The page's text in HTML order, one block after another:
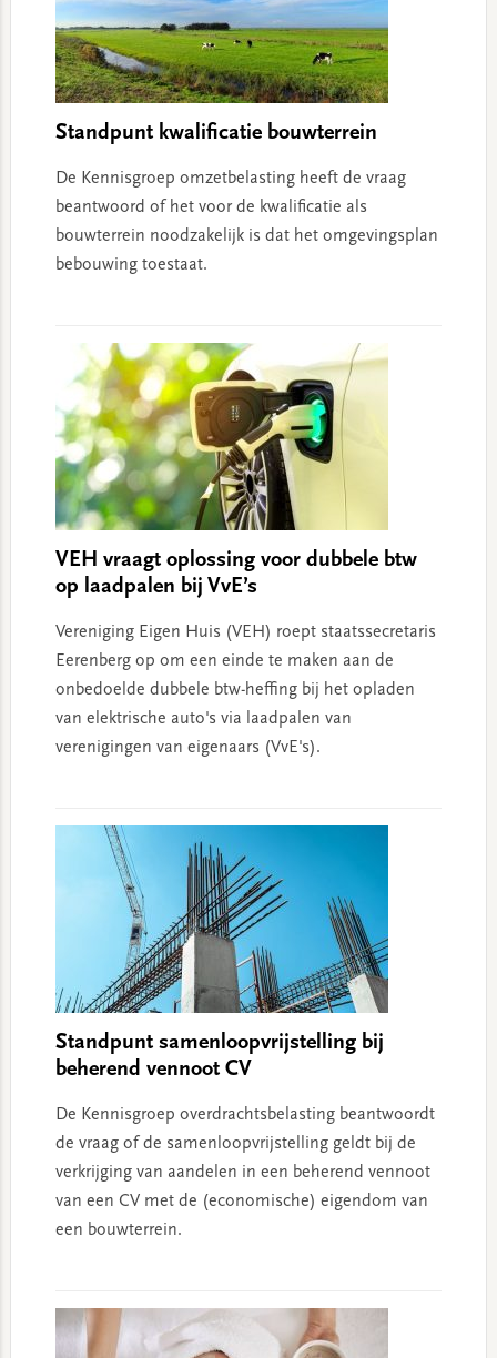
Standpunt kwalificatie bouwterrein
De Kennisgroep omzetbelasting heeft de vraag
beantwoord of het voor de kwalificatie als
bouwterrein noodzakelijk is dat het omgevingsplan
bebouwing toestaat.
VEH vraagt oplossing voor dubbele btw
op laadpalen bij VvE’s
Vereniging Eigen Huis (VEH) roept staatssecretaris
Eerenberg op om een einde te maken aan de
onbedoelde dubbele btw-heffing bij het opladen
van elektrische auto's via laadpalen van
verenigingen van eigenaars (VvE's).
Standpunt samenloopvrijstelling bij
beherend vennoot CV
De Kennisgroep overdrachtsbelasting beantwoordt
de vraag of de samenloopvrijstelling geldt bij de
verkrijging van aandelen in een beherend vennoot
van een CV met de (economische) eigendom van
een bouwterrein.